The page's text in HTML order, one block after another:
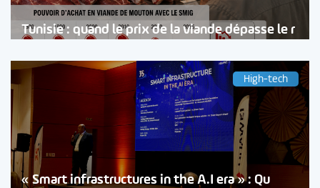
Tunisie : quand le prix de la viande dépasse le r
High-tech
« Smart infrastructures in the A.I era » : Qu